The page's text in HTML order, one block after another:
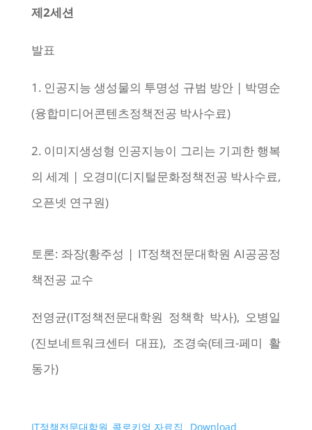
제2세션
발표
1. 인공지능 생성물의 투명성 규범 방안 | 박명순
(융합미디어콘텐츠정책전공 박사수료)
2. 이미지생성형 인공지능이 그리는 기괴한 행복
의 세계 | 오경미(디지털문화정책전공 박사수료,
오픈넷 연구원)
토론: 좌장(황주성 | IT정책전문대학원 AI공공정
책전공 교수
전영균(IT정책전문대학원 정책학 박사), 오병일
(진보네트워크센터 대표), 조경숙(테크-페미 활
동가)
IT정책전문대학원_콜로키엄 자료집 Download